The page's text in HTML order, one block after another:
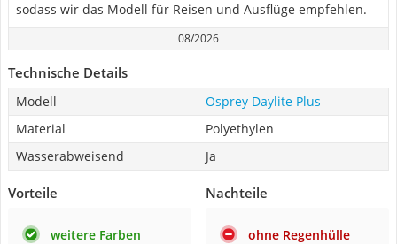
sodass wir das Modell für Reisen und Ausflüge empfehlen.
08/2026
Technische Details
Modell
Osprey Daylite Plus
Material
Polyethylen
Wasserabweisend
Ja
Vorteile
weitere Farben
Nachteile
ohne Regenhülle